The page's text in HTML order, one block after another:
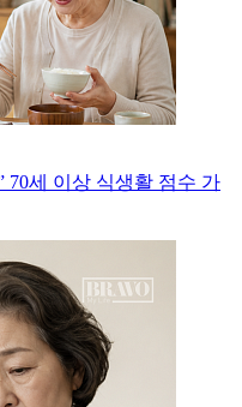
70세 이상 식생활 점수 가